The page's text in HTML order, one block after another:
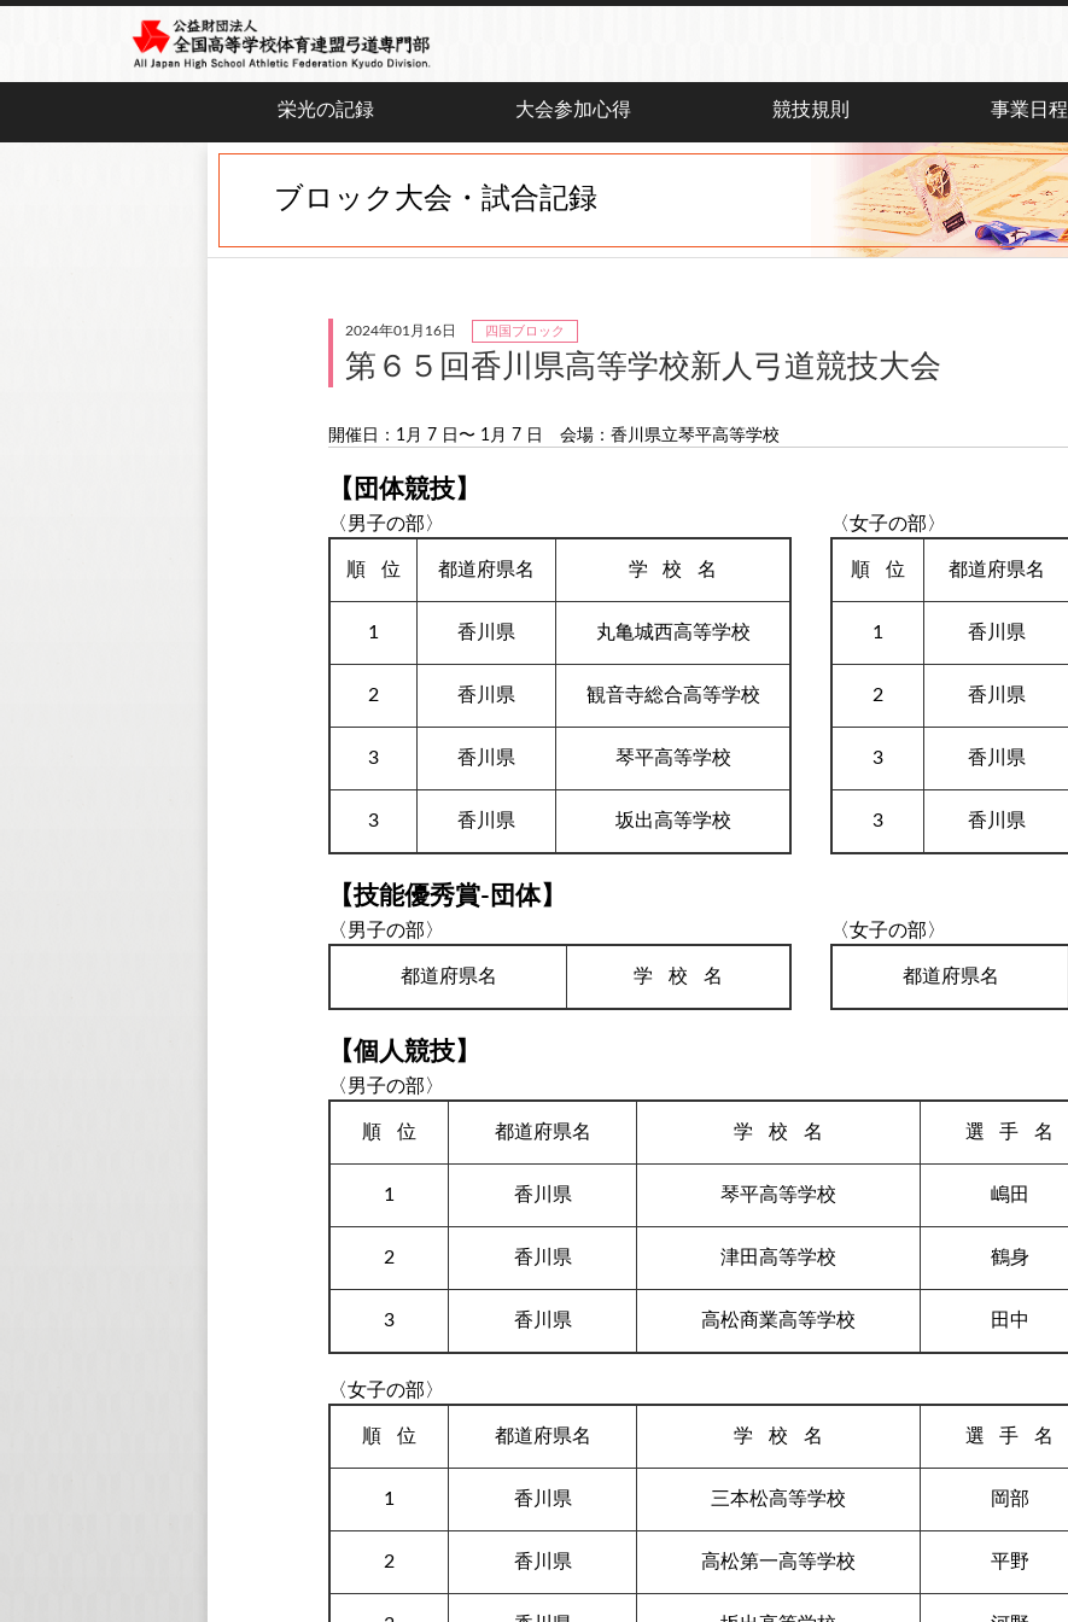
栄光の記録 大会参加心得 競技規則 事業日程
ブロック大会・試合記録
2024年01月16日 四国ブロック
第６５回香川県高等学校新人弓道競技大会
開催日：1月 7 日〜 1月 7 日 会場：香川県立琴平高等学校
【団体競技】
〈男子の部〉
順 位 都道府県名 学校名
1 香川県 丸亀城西高等学校
2 香川県 観音寺総合高等学校
3 香川県 琴平高等学校
3 香川県 坂出高等学校
〈女子の部〉
順 位 都道府県名
1 香川県
2 香川県
3 香川県
3 香川県
【技能優秀賞-団体】
〈男子の部〉
都道府県名 学校 名
〈女子の部〉
都道府県名
【個人競技】
〈男子の部〉
順 位 都道府県名 学校 名 選手名
1 香川県 琴平高等学校 嶋田
2 香川県 津田高等学校 鶴身
3 香川県 高松商業高等学校 田中
〈女子の部〉
順 位 都道府県名 学校 名 選手名
1 香川県 三本松高等学校 岡部
2 香川県 高松第一高等学校 平野